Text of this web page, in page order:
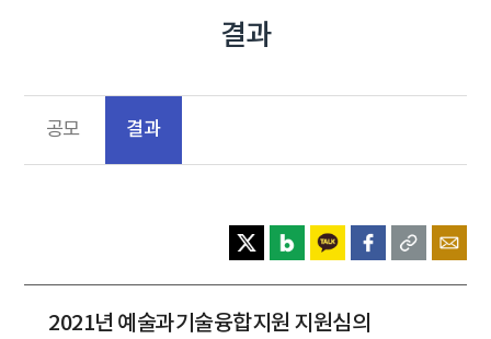
결과
공모 결과
2021년 예술과기술융합지원 지원심의